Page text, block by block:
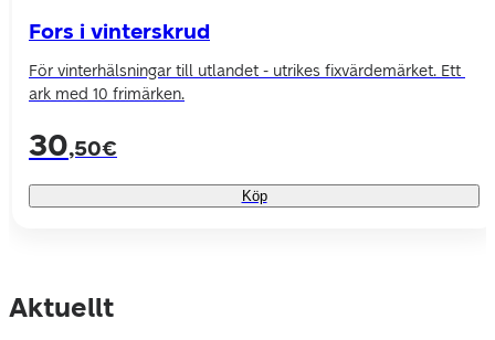
Fors i vinterskrud
För vinterhälsningar till utlandet - utrikes fixvärdemärket. Ett
ark med 10 frimärken.
30,50€
Köp
Aktuellt